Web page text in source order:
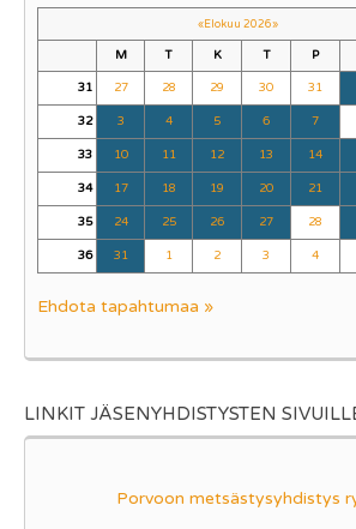
«Elokuu 2026»
M T K T P
31 27 28 29 30 31
32 3 4 5 6 7
33 10 11 12 13 14
34 17 18 19 20 21
35 24 25 26 27 28
36 31 1 2 3 4
Ehdota tapahtumaa »
LINKIT JÄSENYHDISTYSTEN
Porvoon metsästysyhdistys